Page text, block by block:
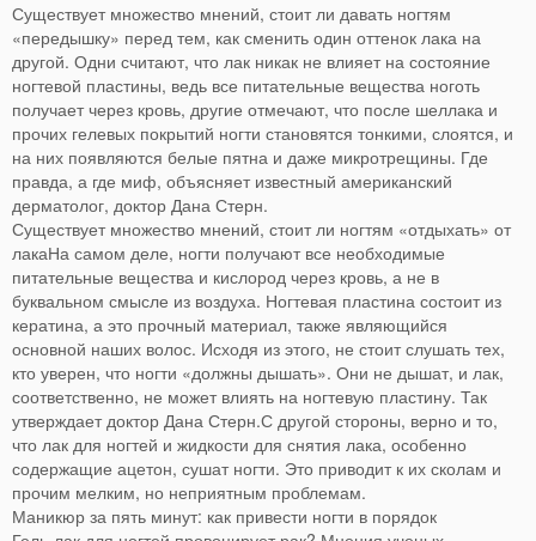
Существует множество мнений, стоит ли давать ногтям
«передышку» перед тем, как сменить один оттенок лака на
другой. Одни считают, что лак никак не влияет на состояние
ногтевой пластины, ведь все питательные вещества ноготь
получает через кровь, другие отмечают, что после шеллака и
прочих гелевых покрытий ногти становятся тонкими, слоятся, и
на них появляются белые пятна и даже микротрещины. Где
правда, а где миф, объясняет известный американский
дерматолог, доктор Дана Стерн.
Существует множество мнений, стоит ли ногтям «отдыхать» от
лакаНа самом деле, ногти получают все необходимые
питательные вещества и кислород через кровь, а не в
буквальном смысле из воздуха. Ногтевая пластина состоит из
кератина, а это прочный материал, также являющийся
основной наших волос. Исходя из этого, не стоит слушать тех,
кто уверен, что ногти «должны дышать». Они не дышат, и лак,
соответственно, не может влиять на ногтевую пластину. Так
утверждает доктор Дана Стерн.С другой стороны, верно и то,
что лак для ногтей и жидкости для снятия лака, особенно
содержащие ацетон, сушат ногти. Это приводит к их сколам и
прочим мелким, но неприятным проблемам.
Маникюр за пять минут: как привести ногти в порядок